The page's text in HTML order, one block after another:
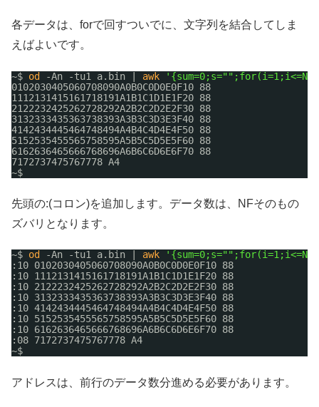
各データは、forで回すついでに、文字列を結合してしま
えばよいです。
~$ od -An -tu1 a.bin | awk
0102030405060708090A0B0C0D0E0F10 88
1112131415161718191A1B1C1D1E1F20 88
2122232425262728292A2B2C2D2E2F30 88
3132333435363738393A3B3C3D3E3F40 88
4142434445464748494A4B4C4D4E4F50 88
5152535455565758595A5B5C5D5E5F60 88
6162636465666768696A6B6C6D6E6F70 88
7172737475767778 A4
~$
先頭の:(コロン)を追加します。データ数は、NFそのもの
ズバリとなります。
~$ od -An -tu1 a.bin | awk
:10 0102030405060708090A0B0C0D0E0F10 88
:10 1112131415161718191A1B1C1D1E1F20 88
:10 2122232425262728292A2B2C2D2E2F30 88
:10 3132333435363738393A3B3C3D3E3F40 88
:10 4142434445464748494A4B4C4D4E4F50 88
:10 5152535455565758595A5B5C5D5E5F60 88
:10 6162636465666768696A6B6C6D6E6F70 88
:08 7172737475767778 A4
~$
アドレスは、前行のデータ数分進める必要があります。